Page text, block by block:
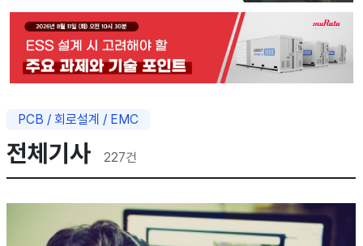
PCB / 회로설계 / EMC
전체기사 227건